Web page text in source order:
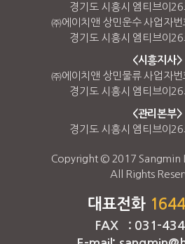
경기도 시흥시 엠티브이
㈜에이치앤 상민운수 사업자
경기도 시흥시 엠티브이
<시흥지사>
㈜에이치앤 상민물류 사업자
경기도 시흥시 엠티브이
<관리본부>
경기도 시흥시 엠티브이
Copyright © 2017 Sangmin
All Rights
대표전화
FAX : 031-